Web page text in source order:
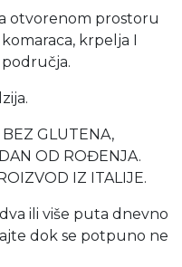
otvorenom prostoru
krpelja I
BEZ GLUTENA,
OD ROĐENJA.
IZ ITALIJE.
ili više puta dnevno
dok se potpuno ne